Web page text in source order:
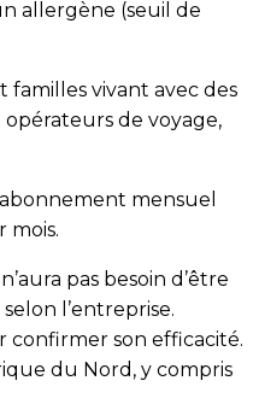
allergène (seuil de
vivant avec des
opérateurs de voyage,
mensuel
mois.
pas besoin d’être
l’entreprise.
confirmer son efficacité.
du Nord, y compris